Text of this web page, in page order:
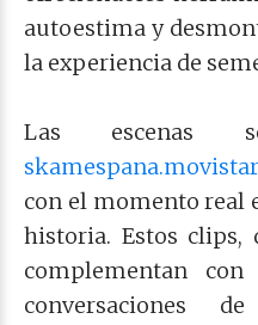
autoestima y
la experiencia de
Las escenas
con el momento real
historia. Estos clips,
complementan
conversaciones